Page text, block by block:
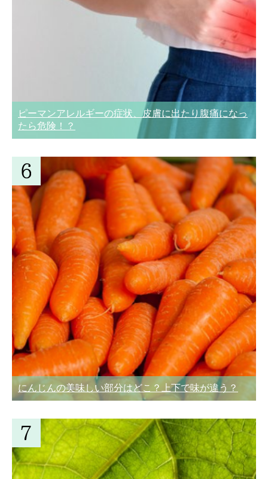
ピーマンアレルギーの症状、皮膚に出たり腹痛になっ
たら危険！？
にんじんの美味しい部分はどこ？上下で味が違う？